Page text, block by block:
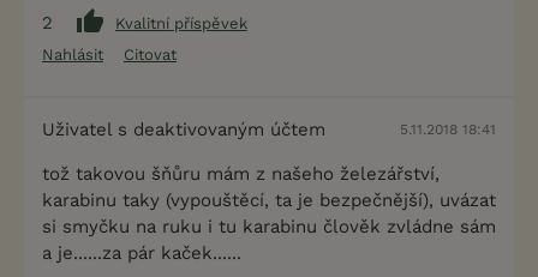
2
Kvalitní příspěvek
Nahlásit
Citovat
Uživatel s deaktivovaným účtem 5.11.2018 18:41
tož takovou šňůru mám z našeho železářství,
karabinu taky (vypouštěcí, ta je bezpečnější), uvázat
si smyčku na ruku i tu karabinu člověk zvládne sám
a je......za pár kaček......